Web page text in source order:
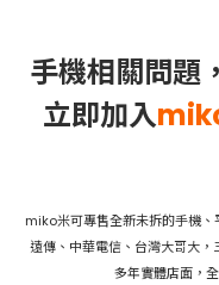
手機相關問題
立即加入
miko米可專售全新未拆的手機
遠傳、中華電信、台灣大哥大
多年實體店面，